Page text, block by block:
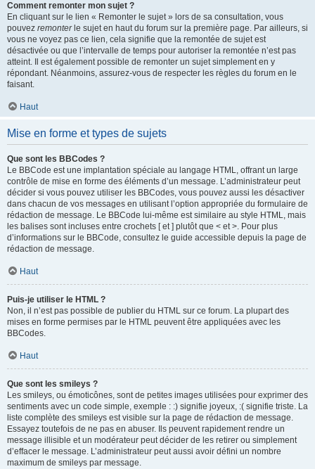
Comment remonter mon sujet ?
En cliquant sur le lien « Remonter le sujet » lors de sa consultation, vous
pouvez remonterle sujet en haut du forum sur la première page. Par ailleurs, si
vous ne voyez pas ce lien, cela signifie que la remontée de sujet est
désactivée ou que l’intervalle de temps pour autoriser la remontée n’est pas
atteint. Il est également possible de remonter un sujet simplement en y
répondant. Néanmoins, assurez-vous de respecter les règles du forum en le
faisant.
Haut
Mise en forme et types de sujets
Que sont les BBCodes ?
Le BBCode est une implantation spéciale au langage HTML, offrant un large
contrôle de mise en forme des éléments d’un message. L’administrateur peut
décider si vous pouvez utiliser les BBCodes, vous pouvez aussi les désactiver
dans chacun de vos messages en utilisant l’option appropriée du formulaire de
rédaction de message. Le BBCode lui-même est similaire au style HTML, mais
les balises sont incluses entre crochets [ et ] plutôt que < et >. Pour plus
d’informations sur le BBCode, consultez le guide accessible depuis la page de
rédaction de message.
Haut
Puis-je utiliser le HTML ?
Non, il n’est pas possible de publier du HTML sur ce forum. La plupart des
mises en forme permises par le HTML peuvent être appliquées avec les
BBCodes.
Haut
Que sont les smileys ?
Les smileys, ou émoticônes, sont de petites images utilisées pour exprimer des
sentiments avec un code simple, exemple : :) signifie joyeux, :( signifie triste. La
liste complète des smileys est visible sur la page de rédaction de message.
Essayez toutefois de ne pas en abuser. Ils peuvent rapidement rendre un
message illisible et un modérateur peut décider de les retirer ou simplement
d’effacer le message. L’administrateur peut aussi avoir défini un nombre
maximum de smileys par message.